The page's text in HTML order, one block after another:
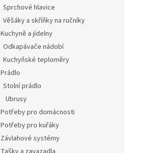
Sprchové hlavice
Věšáky a skříňky na ručníky
Kuchyně a jídelny
Odkapávače nádobí
Kuchyňské teploměry
Prádlo
Stolní prádlo
Ubrusy
Potřeby pro domácnosti
Potřeby pro kuřáky
Závlahové systémy